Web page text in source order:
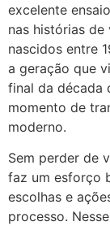
excelente
nas histórias de
nascidos entre
a geração que
final da década
momento de
moderno.
Sem perder de
faz um esforço
escolhas e
processo.